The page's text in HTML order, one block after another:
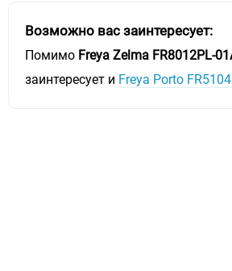
Возможно вас заинтересует:
Помимо Freya Zelma FR8012PL-
заинтересует и Freya Porto